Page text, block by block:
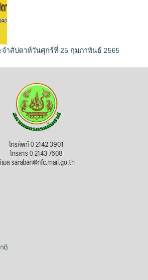
ำสัปดาห์วันศุกร์ที่ 25 กุมภาพันธ์ 2565
โทรศัพท์ 0 2142 3901
โทรสาร 0 2143 7608
มล saraban@nfc.mail.go.th
ติ